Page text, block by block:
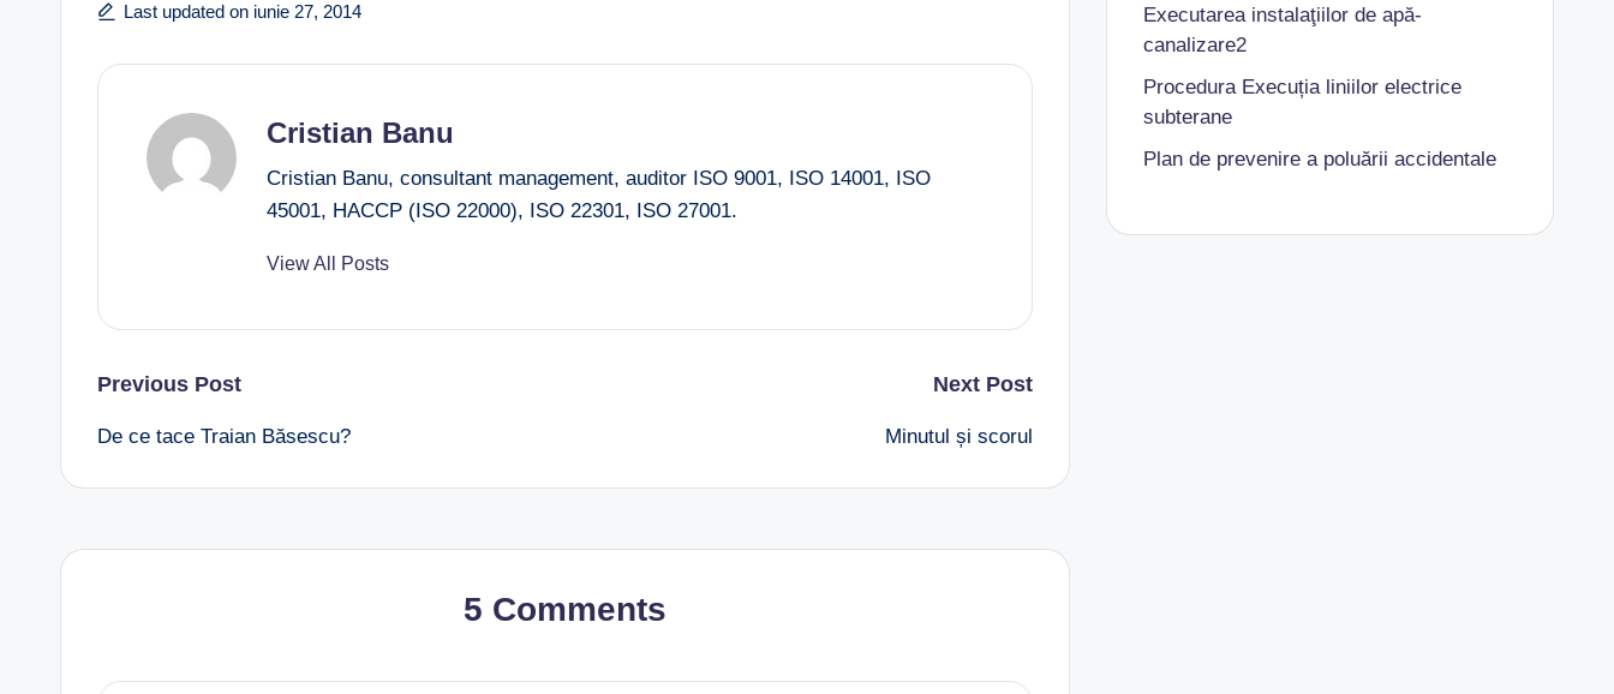
Last updated on iunie 27, 2014
Cristian Banu
Cristian Banu, consultant management, auditor ISO 9001, ISO 14001, ISO
45001, HACCP (ISO 22000), ISO 22301, ISO 27001.
View All Posts
Post
navigation
Previous Post
De ce tace Traian Băsescu?
Next Post
Minutul și scorul
5 Comments
Executarea instalaţiilor de apă-
canalizare2
Procedura Execuția liniilor electrice
subterane
Plan de prevenire a poluării accidentale